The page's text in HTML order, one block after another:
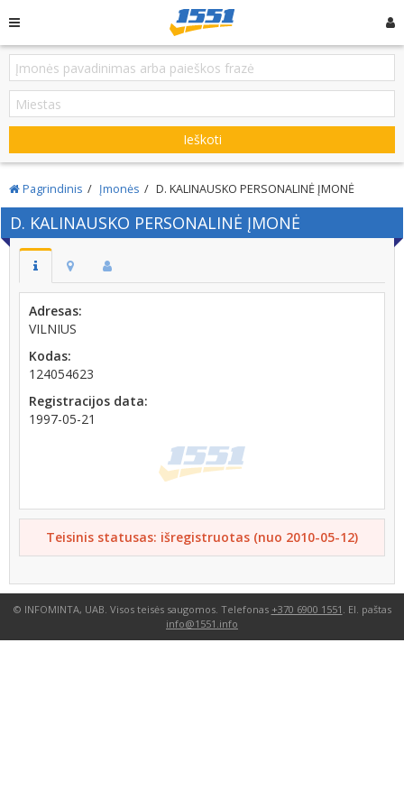
Ieškoti
Pagrindinis Įmonės D. KALINAUSKO PERSONALINĖ ĮMONĖ
D. KALINAUSKO PERSONALINĖ ĮMONĖ
Adresas:
VILNIUS
Kodas:
124054623
Registracijos data:
1997-05-21
Teisinis statusas: išregistruotas (nuo 2010-05-12)
© INFOMINTA, UAB. Visos teisės saugomos. Telefonas +370 6900 1551 . El. paštas
info@1551.info